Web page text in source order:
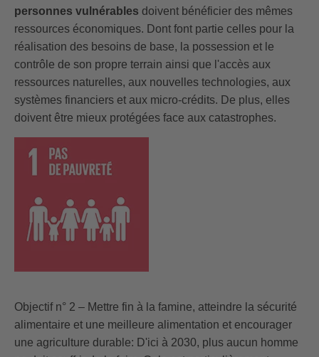
personnes vulnérables doivent bénéficier des mêmes
ressources économiques. Dont font partie celles pour la
réalisation des besoins de base, la possession et le
contrôle de son propre terrain ainsi que l'accès aux
ressources naturelles, aux nouvelles technologies, aux
systèmes financiers et aux micro-crédits. De plus, elles
doivent être mieux protégées face aux catastrophes.
Objectif n° 2 – Mettre fin à la famine, atteindre la sécurité
alimentaire et une meilleure alimentation et encourager
une agriculture durable: D'ici à 2030, plus aucun homme